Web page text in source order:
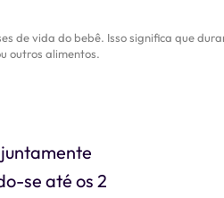
de vida do bebê. Isso significa que
outros alimentos.
se até os 2